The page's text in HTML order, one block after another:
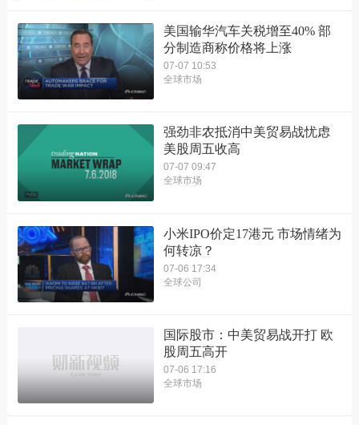
美国输华汽车关税增至40% 部
分制造商称价格将上涨
07-07 10:53
全球市场
强劲非农抵消中美贸易战忧虑
美股周五收高
07-07 09:47
全球市场
小米IPO价定17港元 市场情绪为
何转凉？
07-06 17:34
全球公司
国际股市：中美贸易战开打 欧
股周五高开
07-06 17:16
全球市场